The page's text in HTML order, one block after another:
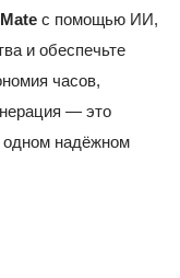
с помощью ИИ,
и обеспечьте
часов,
— это
одном надёжном